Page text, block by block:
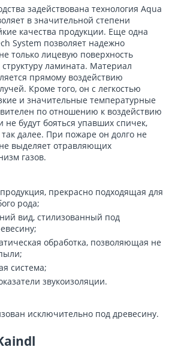
задействована технология Aqua
в значительной степени
качества продукции. Еще одна
System позволяет надежно
только лицевую поверхность
ламината. Материал
прямому воздействию
Кроме того, он с легкостью
и значительные температурные
по отношению к воздействию
не будут бояться упавших спичек,
далее. При пожаре он долго не
выделяет отравляющих
газов.
прекрасно подходящая для
рода;
вид, стилизованный под
обработка, позволяющая не
система;
звукоизоляции.
исключительно под древесину.